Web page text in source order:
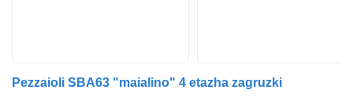
Pezzaioli SBA63 "maialino" 4 etazha zagruzki